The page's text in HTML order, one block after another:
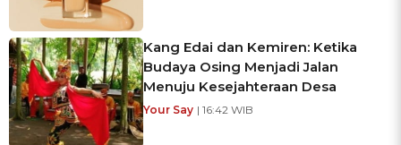
Kang Edai dan Kemiren: Ketika
Budaya Osing Menjadi Jalan
Menuju Kesejahteraan Desa
Your Say | 16:42 WIB